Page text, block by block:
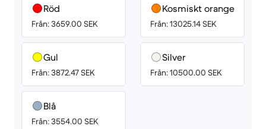
Röd
Från: 3659.00 SEK
Gul
Från: 3872.47 SEK
Blå
Från: 3554.00 SEK
Kosmiskt orange
Från: 13025.14 SEK
Silver
Från: 10500.00 SEK